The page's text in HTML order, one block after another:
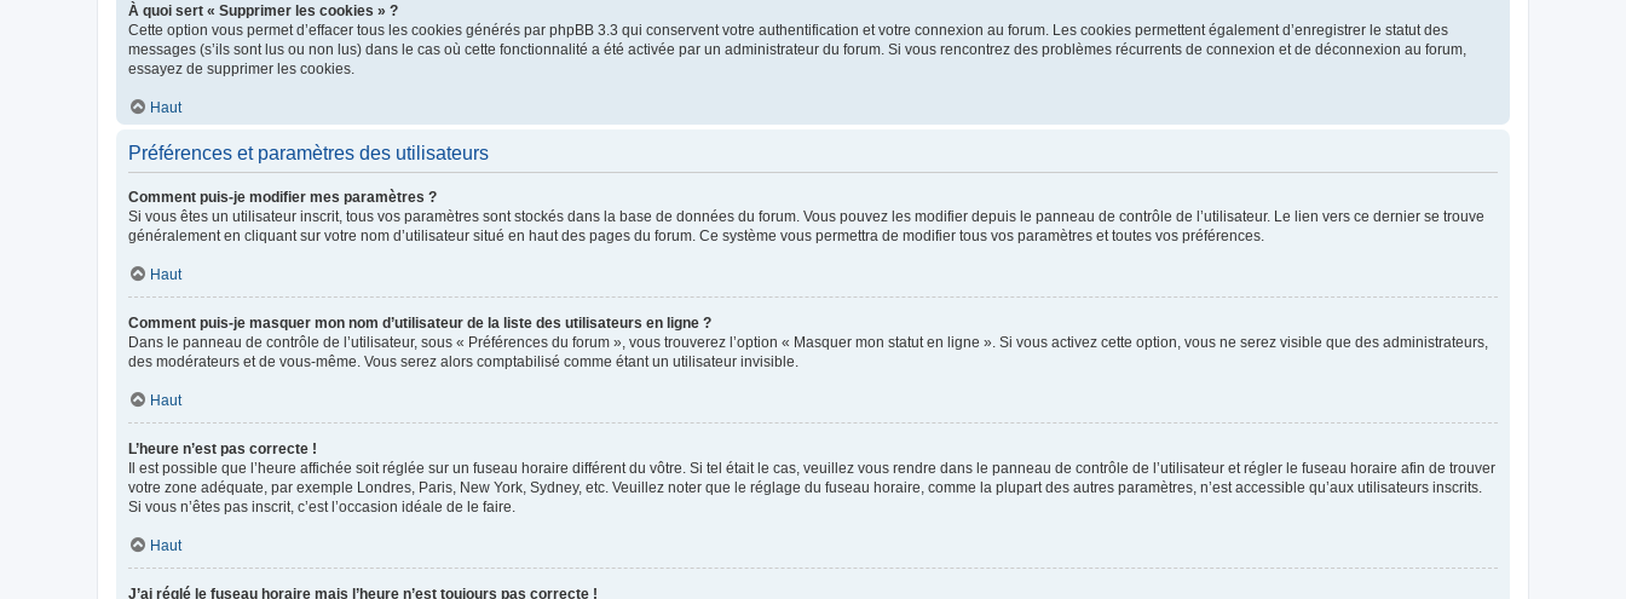
À quoi sert « Supprimer les cookies » ?
Cette option vous permet d’effacer tous les cookies générés par phpBB 3.3 qui conservent votre authentification et votre connexion au forum. Les cookies permettent également d’enregistrer le statut des
messages (s’ils sont lus ou non lus) dans le cas où cette fonctionnalité a été activée par un administrateur du forum. Si vous rencontrez des problèmes récurrents de connexion et de déconnexion au forum,
essayez de supprimer les cookies.
Haut
Préférences et paramètres des utilisateurs
Comment puis-je modifier mes paramètres ?
Si vous êtes un utilisateur inscrit, tous vos paramètres sont stockés dans la base de données du forum. Vous pouvez les modifier depuis le panneau de contrôle de l’utilisateur. Le lien vers ce dernier se trouve
généralement en cliquant sur votre nom d’utilisateur situé en haut des pages du forum. Ce système vous permettra de modifier tous vos paramètres et toutes vos préférences.
Haut
Comment puis-je masquer mon nom d’utilisateur de la liste des utilisateurs en ligne ?
Dans le panneau de contrôle de l’utilisateur, sous « Préférences du forum », vous trouverez l’option « Masquer mon statut en ligne ». Si vous activez cette option, vous ne serez visible que des administrateurs,
des modérateurs et de vous-même. Vous serez alors comptabilisé comme étant un utilisateur invisible.
Haut
L’heure n’est pas correcte !
Il est possible que l’heure affichée soit réglée sur un fuseau horaire différent du vôtre. Si tel était le cas, veuillez vous rendre dans le panneau de contrôle de l’utilisateur et régler le fuseau horaire afin de trouver
votre zone adéquate, par exemple Londres, Paris, New York, Sydney, etc. Veuillez noter que le réglage du fuseau horaire, comme la plupart des autres paramètres, n’est accessible qu’aux utilisateurs inscrits.
Si vous n’êtes pas inscrit, c’est l’occasion idéale de le faire.
Haut
J’ai réglé le fuseau horaire mais l’heure n’est toujours pas correcte !